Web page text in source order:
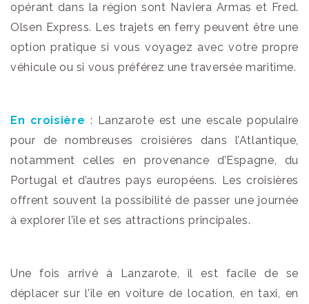
opérant dans la région sont Naviera Armas et Fred.
Olsen Express. Les trajets en ferry peuvent être une
option pratique si vous voyagez avec votre propre
véhicule ou si vous préférez une traversée maritime.
En croisière : Lanzarote est une escale populaire
pour de nombreuses croisières dans l’Atlantique,
notamment celles en provenance d’Espagne, du
Portugal et d’autres pays européens. Les croisières
offrent souvent la possibilité de passer une journée
à explorer l’île et ses attractions principales.
Une fois arrivé à Lanzarote, il est facile de se
déplacer sur l’île en voiture de location, en taxi, en